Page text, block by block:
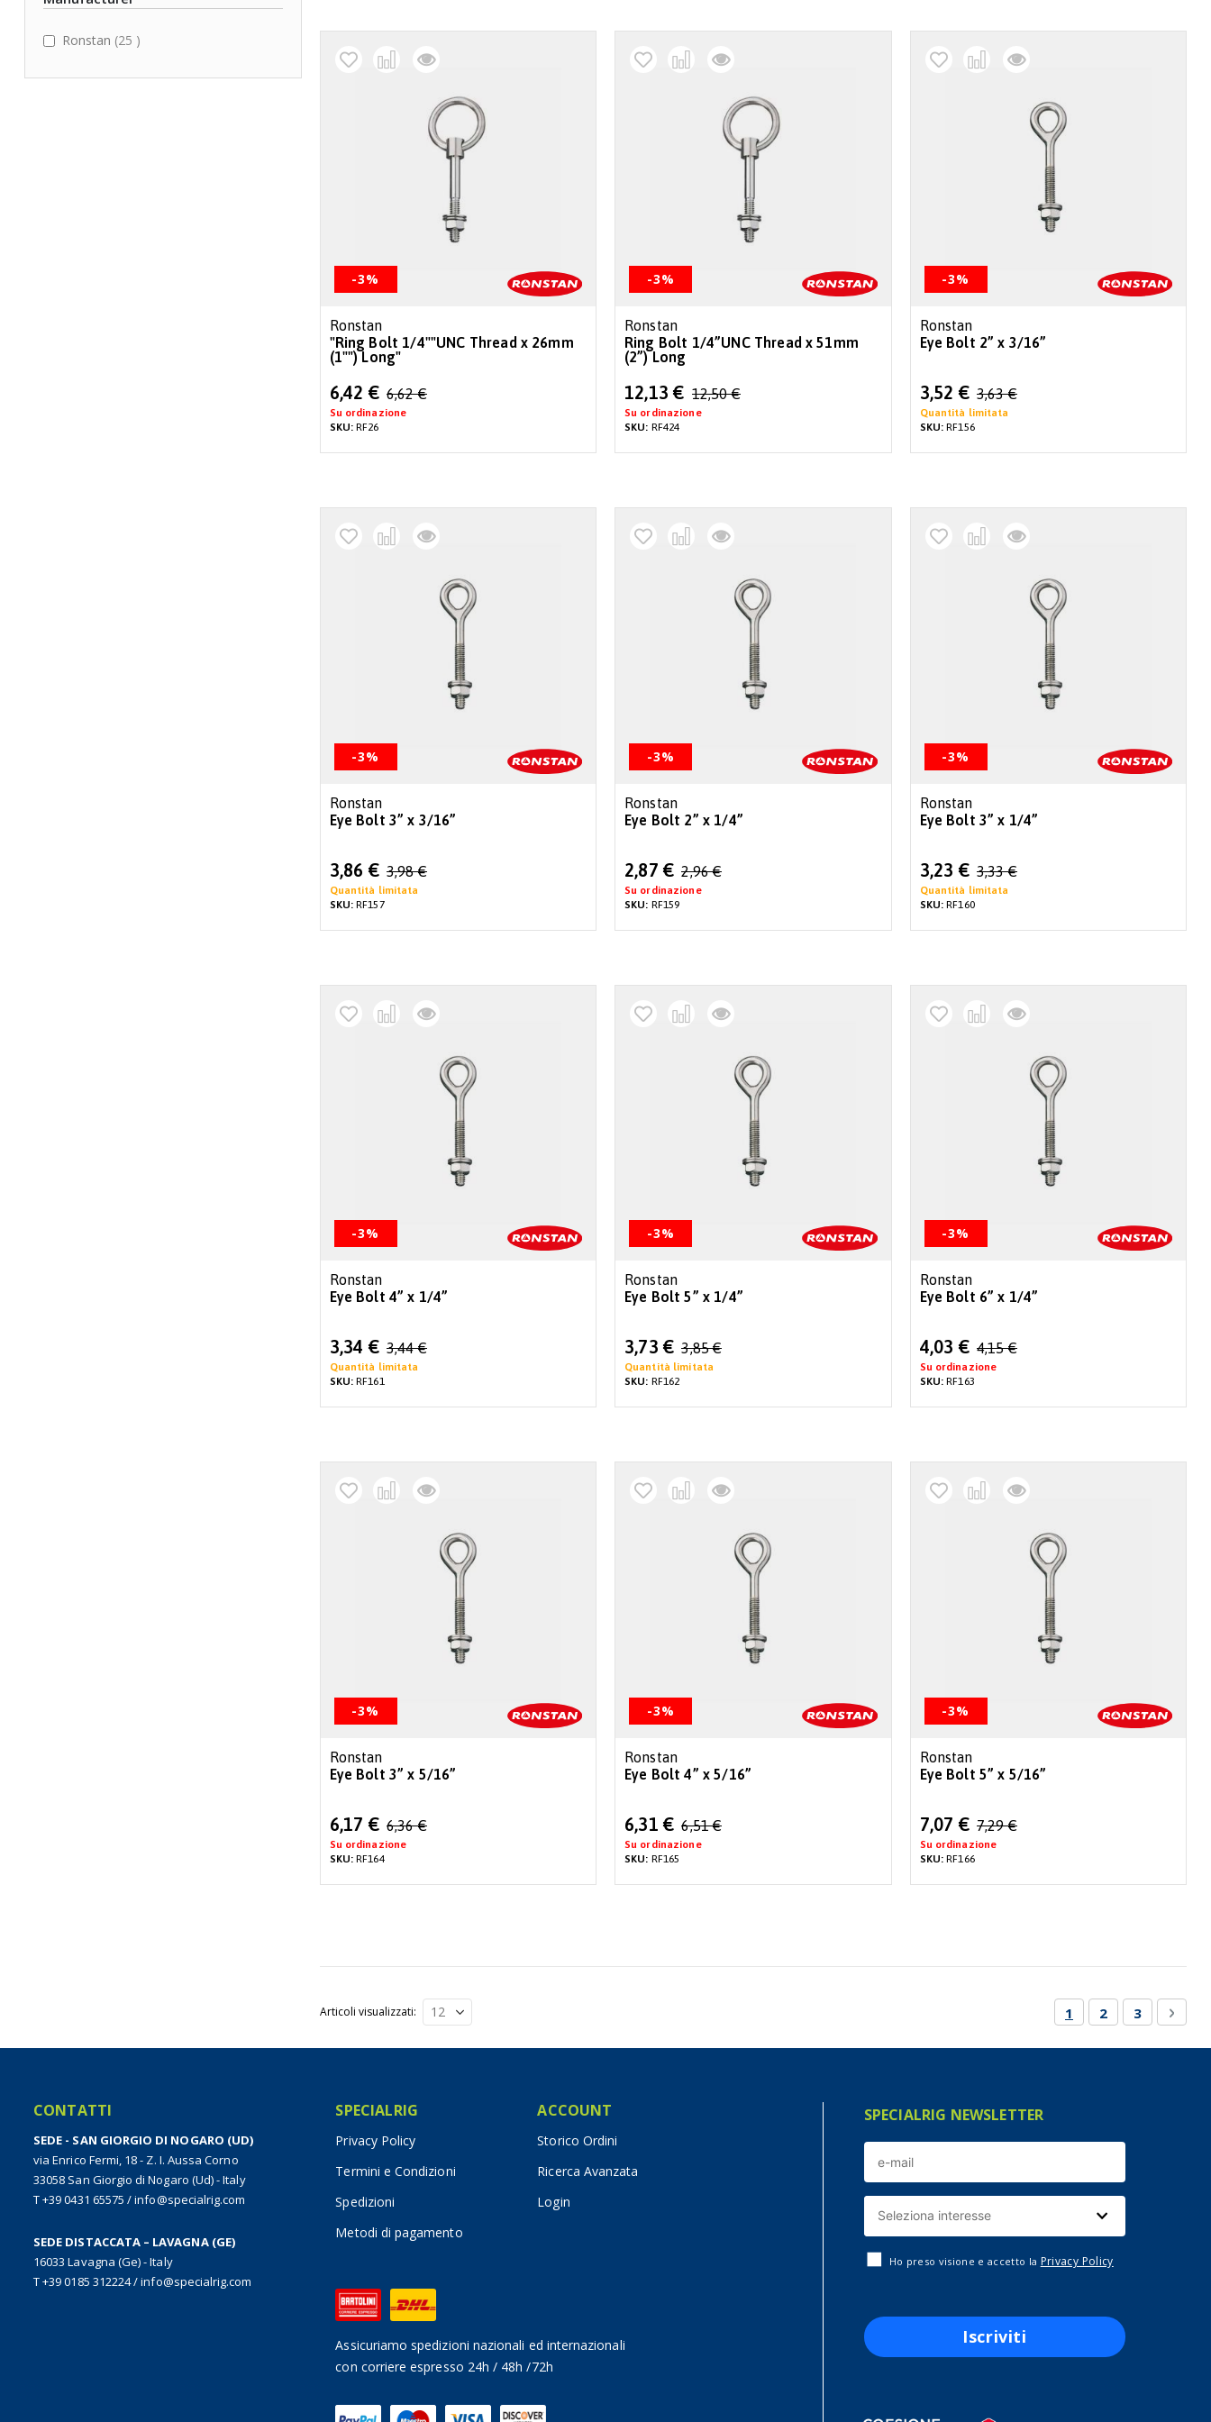
-3%
Ronstan
"Ring Bolt 1/4""UNC Thread x 26mm
(1"") Long"
Special
Price
6,42 € 6,62 €
Su ordinazione
SKU:RF26
-3%
Ronstan
Ring Bolt 1/4”UNC Thread x 51mm
(2”) Long
Special
Price
12,13 € 12,50 €
Su ordinazione
SKU: RF424
-3%
Ronstan
Eye Bolt 2” x 3/16”
Special
Price
3,52 € 3,63 €
Quantità limitata
SKU:RF156
-3%
Ronstan
Eye Bolt 3” x 3/16”
Special
Price
3,86 € 3,98 €
Quantità limitata
SKU:RF157
-3%
Ronstan
Eye Bolt 2” x 1/4”
Special
Price
2,87 € 2,96 €
Su ordinazione
SKU: RF159
-3%
Ronstan
Eye Bolt 3” x 1/4”
Special
Price
3,23 € 3,33 €
Quantità limitata
SKU:RF160
-3%
Ronstan
Eye Bolt 4” x 1/4”
Special
Price
3,34 € 3,44 €
Quantità limitata
SKU:RF161
-3%
Ronstan
Eye Bolt 5” x 1/4”
Special
Price
3,73 € 3,85 €
Quantità limitata
SKU: RF162
-3%
Ronstan
Eye Bolt 6” x 1/4”
Special
Price
4,03 € 4,15 €
Su ordinazione
SKU:RF163
-3%
Ronstan
Eye Bolt 3” x 5/16”
Special
Price
6,17 € 6,36 €
Su ordinazione
SKU:RF164
-3%
Ronstan
Eye Bolt 4” x 5/16”
Special
Price
6,31 € 6,51 €
Su ordinazione
SKU: RF165
-3%
Ronstan
Eye Bolt 5” x 5/16”
Special
Price
7,07 € 7,29 €
Su ordinazione
SKU:RF166
Pagina
Attualmente stai
1 Pagina
2 Pagina
3
Articoli visualizzati
Ronstan 25 items
CONTATTI
SEDE - SAN GIORGIO DI NOGARO (UD)
via Enrico Fermi, 18 - Z. I. Aussa Corno
33058 San Giorgio di Nogaro (Ud) - Italy
T +39 0431 65575 /info@specialrig.com
SEDE DISTACCATA – LAVAGNA (GE)
16033 Lavagna (Ge) - Italy
T +39 0185 312224/info@specialrig.com
SPECIALRIG
Privacy Policy
Termini e Condizioni
Spedizioni
Metodi di pagamento
ACCOUNT
Storico Ordini
Ricerca Avanzata
Login
Assicuriamo spedizioni nazionali ed internazionali
con corriere espresso 24h / 48h /72h
SPECIALRIG NEWSLETTER
Ho preso visione e accetto la Privacy Policy
Iscriviti